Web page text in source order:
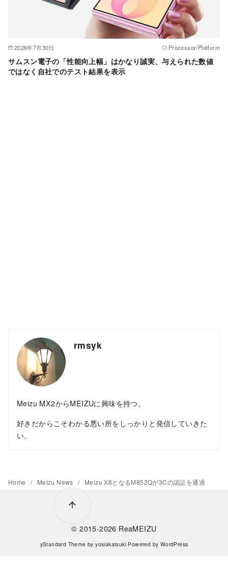
2026年7月30日 Processor/Platform
サムスン電子の「性能向上幅」はかなり誠実、与えられた数値
ではなく自社でのテスト結果を表示
rmsyk
Meizu MX2からMEIZUに興味を持つ。
好きだからこそわかる悪い所をしっかりと発信していきた
い。
Home Meizu News Meizu X8となるM852Qが3Cの認証を通過
© 2015-2026 ReaMEIZU
yStandard Theme byyosiakatsuki Powered by WordPress